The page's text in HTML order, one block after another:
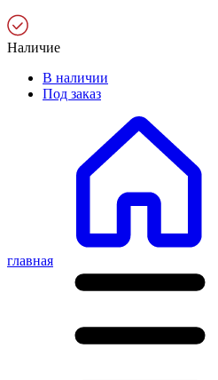
Наличие
В наличии
Под заказ
главная